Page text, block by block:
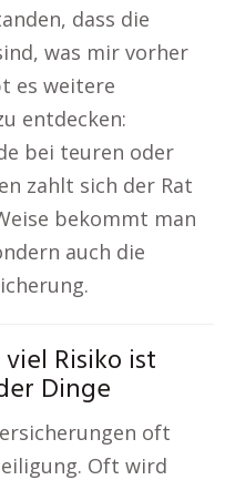
dass die
was mir vorher
es weitere
entdecken:
bei teuren oder
zahlt sich der Rat
bekommt man
auch die
Risiko ist
Dinge
oft
Oft wird